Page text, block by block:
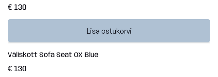
€ 130
Lisa ostukorvi
Väliskott Sofa Seat OX Blue
€ 130